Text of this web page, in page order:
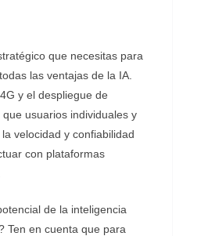
que necesitas para
las ventajas de la IA.
y el despliegue de
usuarios individuales y
velocidad y confiabilidad
con plataformas
de la inteligencia
Ten en cuenta que para